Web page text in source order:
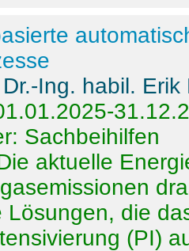
Ing. habil. Erik
Sachbeihilfen
aktuelle
Lösungen, die
(PI)